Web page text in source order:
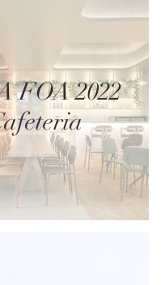
FOA 2022